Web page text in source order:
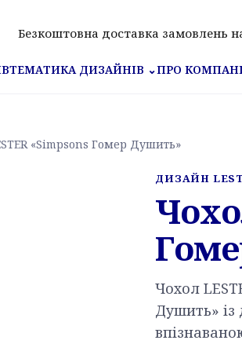
Безкоштовна доставка замовлень
ТЕМАТИКА ДИЗАЙНІВ ⌄ПРО
«Simpsons Гомер Душить»
ДИЗАЙН
Чохол
Душить» із